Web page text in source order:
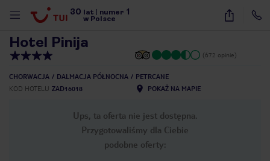
30 lat numer 1
w Polsce
39
Hotel Pinija
(672 opinie)
CHORWACJA DALMACJA PÓŁNOCNA
PETRCANE
KOD HOTELU ZAD16018 POKAŻ NA MAPIE
Ups, ta oferta nie jest dostępna.
Przygotowaliśmy dla Ciebie
podobne oferty: